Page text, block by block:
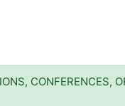
CONFERENCES,